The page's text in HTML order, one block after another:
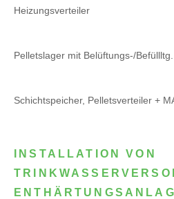
Heizungsverteiler
Pelletslager mit Belüftungs-/Befüllltg.
Schichtspeicher, Pelletsverteiler +
INSTALLATION VON